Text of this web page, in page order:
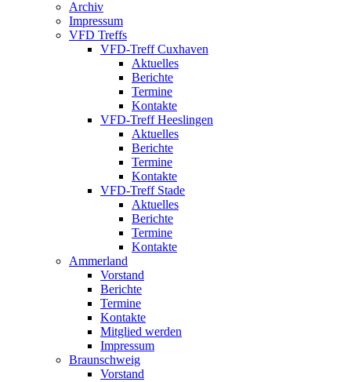
Archiv
Impressum
VFD Treffs
VFD-Treff Cuxhaven
Aktuelles
Berichte
Termine
Kontakte
VFD-Treff Heeslingen
Aktuelles
Berichte
Termine
Kontakte
VFD-Treff Stade
Aktuelles
Berichte
Termine
Kontakte
Ammerland
Vorstand
Berichte
Termine
Kontakte
Mitglied werden
Impressum
Braunschweig
Vorstand